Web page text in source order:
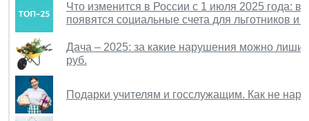
Что изменится в России с 1 июля 2025 года:
появятся социальные счета для льготников и
Дача – 2025: за какие нарушения можно
руб.
Подарки учителям и госслужащим. Как не